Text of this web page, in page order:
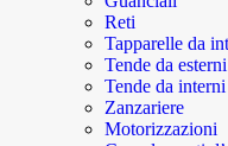
Reti
Tapparelle da
Tende da esterni
Tende da interni
Zanzariere
Motorizzazioni